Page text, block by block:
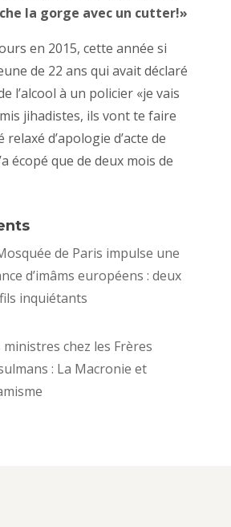
la gorge avec un cutter!»
en 2015, cette année si
de 22 ans qui avait déclaré
l’alcool à un policier «je vais
jihadistes, ils vont te faire
relaxé d’apologie d’acte de
écopé que de deux mois de
de Paris impulse une
d’imâms européens : deux
inquiétants
ministres chez les Frères
: La Macronie et